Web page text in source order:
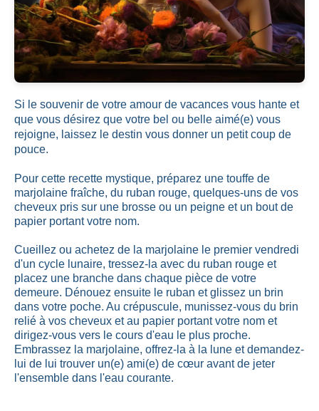
Si le souvenir de votre amour de vacances vous hante et
que vous désirez que votre bel ou belle aimé(e) vous
rejoigne, laissez le destin vous donner un petit coup de
pouce.
Pour cette recette mystique, préparez une touffe de
marjolaine fraîche, du ruban rouge, quelques-uns de vos
cheveux pris sur une brosse ou un peigne et un bout de
papier portant votre nom.
Cueillez ou achetez de la marjolaine le premier vendredi
d'un cycle lunaire, tressez-la avec du ruban rouge et
placez une branche dans chaque pièce de votre
demeure. Dénouez ensuite le ruban et glissez un brin
dans votre poche. Au crépuscule, munissez-vous du brin
relié à vos cheveux et au papier portant votre nom et
dirigez-vous vers le cours d'eau le plus proche.
Embrassez la marjolaine, offrez-la à la lune et demandez-
lui de lui trouver un(e) ami(e) de cœur avant de jeter
l'ensemble dans l'eau courante.